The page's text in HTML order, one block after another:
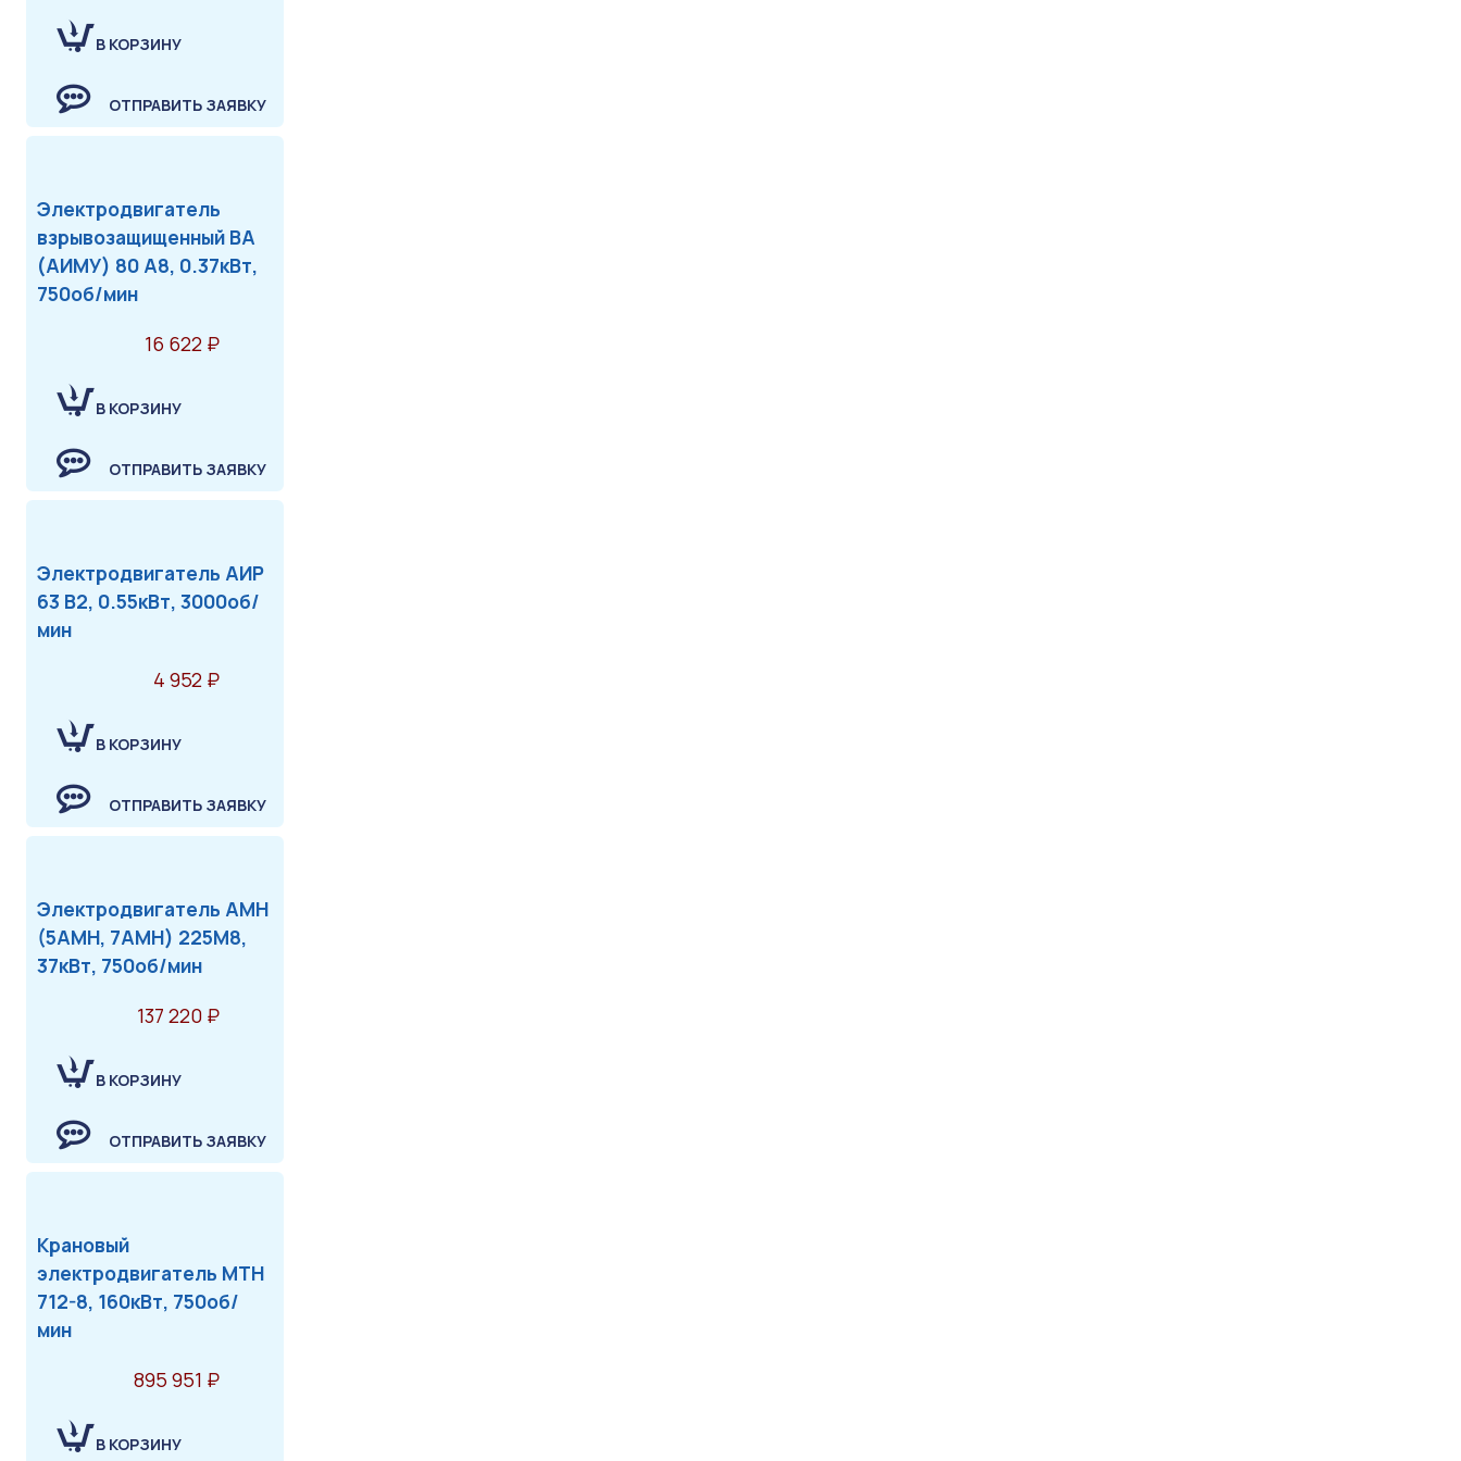
В КОРЗИНУ
ОТПРАВИТЬ ЗАЯВКУ
Электродвигатель
взрывозащищенный ВА
(АИМУ) 80 А8, 0.37кВт,
750об/мин
16 622 ₽
В КОРЗИНУ
ОТПРАВИТЬ ЗАЯВКУ
Электродвигатель АИР
63 В2, 0.55кВт, 3000об/
мин
4 952 ₽
В КОРЗИНУ
ОТПРАВИТЬ ЗАЯВКУ
Электродвигатель АМН
(5АМН, 7АМН) 225М8,
37кВт, 750об/мин
137 220 ₽
В КОРЗИНУ
ОТПРАВИТЬ ЗАЯВКУ
Крановый
электродвигатель МТН
712-8, 160кВт, 750об/
мин
895 951 ₽
В КОРЗИНУ